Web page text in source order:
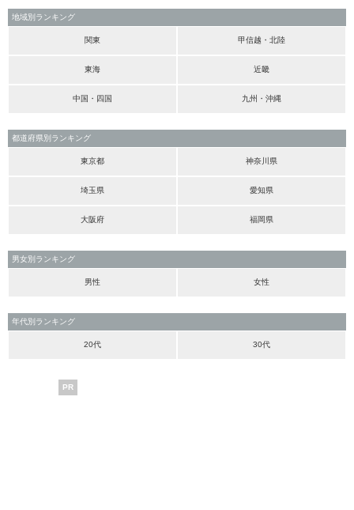
地域別ランキング
関東 甲信越・北陸
東海 近畿
中国・四国 九州・沖縄
都道府県別ランキング
東京都 神奈川県
埼玉県 愛知県
大阪府 福岡県
男女別ランキング
男性 女性
年代別ランキング
20代 30代
PR